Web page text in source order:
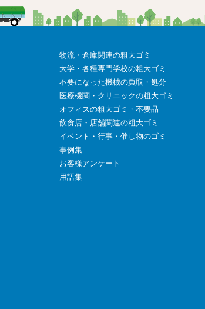
物流・倉庫関連の粗大ゴミ
大学・各種専門学校の粗大ゴミ
不要になった機械の買取・処分
医療機関・クリニックの粗大ゴミ
オフィスの粗大ゴミ・不要品
飲食店・店舗関連の粗大ゴミ
イベント・行事・催し物のゴミ
事例集
お客様アンケート
用語集